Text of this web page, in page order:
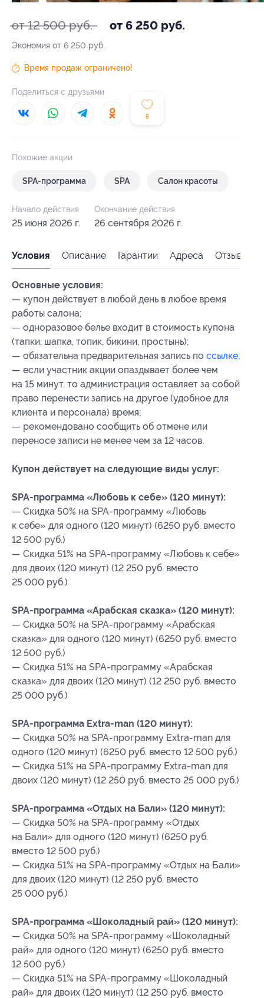
от 12 500 руб. от 6 250 руб.
Экономия от 6 250 руб.
8
Время продаж ограничено!
Поделиться с друзьями
Похожие акции
SPA-программа SPA Салон красоты
Начало действия
25 июня 2026 г.
Окончание действия
26 сентября 2026 г.
Условия Описание Гарантии Адреса Отзывы
Основные условия:
— купон действует в любой день в любое время
работы салона;
— одноразовое белье входит в стоимость купона
(тапки, шапка, топик, бикини, простынь);
— обязательна предварительная запись по ссылке;
— если участник акции опаздывает более чем
на 15 минут, то администрация оставляет за собой
право перенести запись на другое (удобное для
клиента и персонала) время;
— рекомендовано сообщить об отмене или
переносе записи не менее чем за 12 часов.
Купон действует на следующие виды услуг:
SPA-программа «Любовь к себе» (120 минут):
— Скидка 50% на SPA-программу «Любовь
к себе» для одного (120 минут) (6250 руб. вместо
12 500 руб.)
— Скидка 51% на SPA-программу «Любовь к себе»
для двоих (120 минут) (12 250 руб. вместо
25 000 руб.)
SPA-программа «Арабская сказка» (120 минут):
— Скидка 50% на SPA-программу «Арабская
сказка» для одного (120 минут) (6250 руб. вместо
12 500 руб.)
— Скидка 51% на SPA-программу «Арабская
сказка» для двоих (120 минут) (12 250 руб. вместо
25 000 руб.)
SPA-программа Extra-man (120 минут):
— Скидка 50% на SPA-программу Extra-man для
одного (120 минут) (6250 руб. вместо 12 500 руб.)
— Скидка 51% на SPA-программу Extra-man для
двоих (120 минут) (12 250 руб. вместо 25 000 руб.)
SPA-программа «Отдых на Бали» (120 минут):
— Скидка 50% на SPA-программу «Отдых
на Бали» для одного (120 минут) (6250 руб.
вместо 12 500 руб.)
— Скидка 51% на SPA-программу «Отдых на Бали»
для двоих (120 минут) (12 250 руб. вместо
25 000 руб.)
SPA-программа «Шоколадный рай» (120 минут):
— Скидка 50% на SPA-программу «Шоколадный
рай» для одного (120 минут) (6250 руб. вместо
12 500 руб.)
— Скидка 51% на SPA-программу «Шоколадный
рай» для двоих (120 минут) (12 250 руб. вместо